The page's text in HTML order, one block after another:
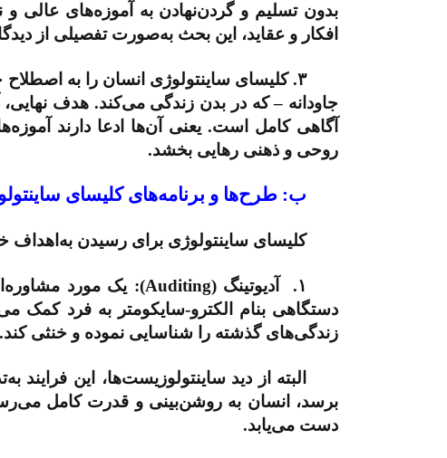
بدون تسلیم و گردن‌نهادن به آموزه‌های
افکار و عقاید، این بحث به‌صورت تفصیلی از
۳. کلیسای ساینتولوژی انسان را به
جاودانه – که در بدن زندگی می‌کند. هدف
آگاهی کامل است. یعنی آن‌ها ادعا دارند
روحی و ذهنی رهایی بخشد.
ب: طرح‌ها و برنامه‌های کلیسای
کلیسای ساینتولوژی برای رسیدن به‌اهداف
۱. آدیوتینگ (Auditing): یک مورد
دستگاهی بنام الکترو-سایکومتر به فرد کمک
زندگی‌های گذشته را شناسایی نموده و خنثی کند.
البته از دید ساینتولوزیست‌ها، این
برسد، انسان به روشن‌بینی و قدرت کامل
دست می‌یابد.